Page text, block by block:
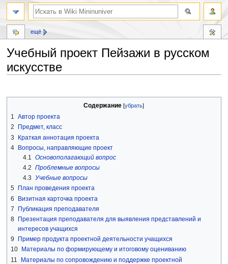
Учебный проект Пейзажи в русском
искусстве
к
к
Содержание
1 Автор проекта
2
Предмет, класс
3
Краткая аннотация проекта
4 Вопросы, направляющие проект
4.1
Основополагающий вопрос
4.2 Проблемные вопросы
4.3 Учебные вопросы
5
План проведения проекта
6
Визитная карточка проекта
7
Публикация преподавателя
8
Презентация преподавателя для выявления представлений и
интересов учащихся
9
Пример продукта проектной деятельности учащихся
10
Материалы по формирующему и итоговому оцениванию
11
Материалы по сопровождению и поддержке проектной
ещё